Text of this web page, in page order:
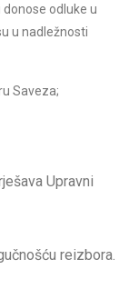
odluke u
u nadležnosti
Saveza;
Upravni
reizbora.